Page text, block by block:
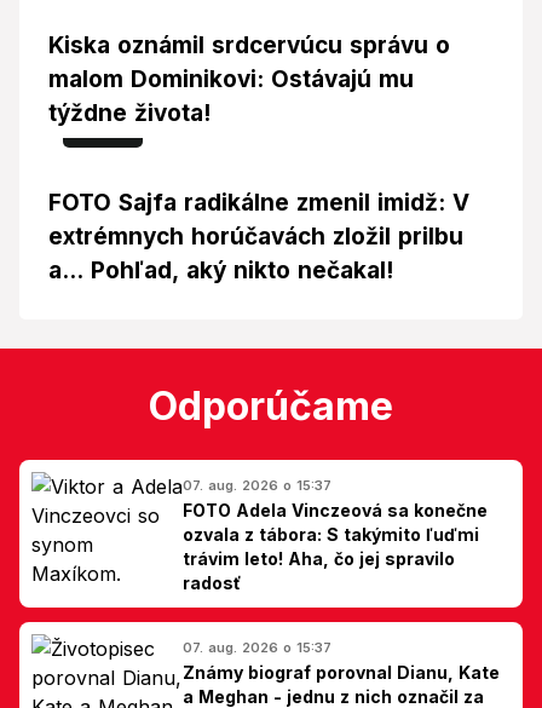
Kiska oznámil srdcervúcu správu o
malom Dominikovi: Ostávajú mu
týždne života!
Foto
FOTO Sajfa radikálne zmenil imidž: V
extrémnych horúčavách zložil prilbu
a... Pohľad, aký nikto nečakal!
Odporúčame
07. aug. 2026 o 15:37
FOTO Adela Vinczeová sa konečne
ozvala z tábora: S takýmito ľuďmi
trávim leto! Aha, čo jej spravilo
radosť
07. aug. 2026 o 15:37
Známy biograf porovnal Dianu, Kate
a Meghan - jednu z nich označil za